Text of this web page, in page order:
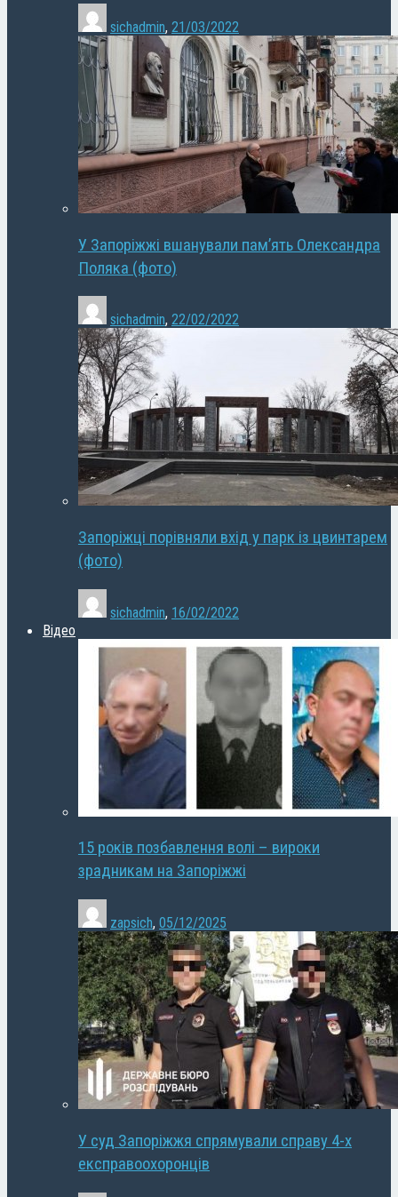
sichadmin, 21/03/2022
У Запоріжжі вшанували пам’ять Олександра
Поляка (фото)
sichadmin, 22/02/2022
Запоріжці порівняли вхід у парк із цвинтарем
(фото)
sichadmin, 16/02/2022
Відео
15 років позбавлення волі – вироки
зрадникам на Запоріжжі
zapsich, 05/12/2025
У суд Запоріжжя спрямували справу 4-х
експравоохоронців